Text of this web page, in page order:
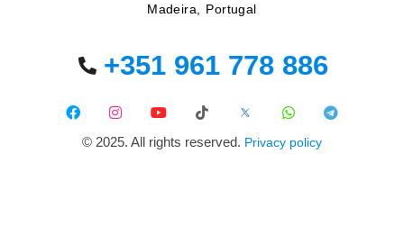
Madeira, Portugal
+351 961 778 886
© 2025. All rights reserved. Privacy policy